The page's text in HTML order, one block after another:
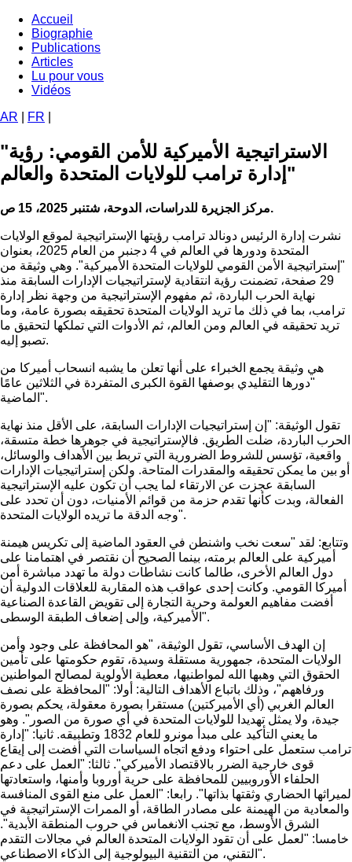
Aller
contenu
principal
Navigation
principale
Accueil
Biographie
Publications
Articles
Lu pour vous
Vidéos
AR
FR
"الاستراتيجية الأميركية للأمن القومي: رؤية
إدارة ترامب للولايات المتحدة والعالم"
مركز الجزيرة للدراسات، الدوحة، شتنبر 2025، 15 ص.
نشرت إدارة الرئيس دونالد ترامب رؤيتها الإستراتيجية لموقع الولايات
المتحدة ودورها في العالم في 4 دجنبر من العام 2025، بعنوان
"إستراتيجية الأمن القومي للولايات المتحدة الأميركية". وهي وثيقة من
29 صفحة، تضمنت رؤية انتقادية لإستراتيجيات الإدارات السابقة منذ
نهاية الحرب الباردة، ثم مفهوم الإستراتيجية من وجهة نظر إدارة
ترامب، بما في ذلك ما تريد الولايات المتحدة تحقيقه بصورة عامة، وما
تريد تحقيقه في العالم ومن العالم، ثم الأدوات التي تملكها لتحقيق ما
تصبو إليه.
هي وثيقة يجمع الخبراء على أنها تعلن ما يشبه انسحاب أميركا من
"دورها التقليدي بوصفها القوة الكبرى المتفردة في الثلاثين عامًا
الماضية".
تقول الوثيقة: "إن إستراتيجيات الإدارات السابقة، على الأقل منذ نهاية
الحرب الباردة، ضلت الطريق. فالإستراتيجية في جوهرها خطة متسقة،
واقعية، تؤسس للشروط الضرورية التي تربط بين الأهداف والوسائل،
أو بين ما يمكن تحقيقه والمقدرات المتاحة. ولكن إستراتيجيات الإدارات
السابقة عجزت عن الارتقاء لما يجب أن تكون عليه الإستراتيجية
الفعالة، وبدت كأنها تقدم حزمة من قوائم الأمنيات، دون أن تحدد على
وجه الدقة ما تريده الولايات المتحدة".
وتتابع: لقد "سعت نخب واشنطن في العقود الماضية إلى تكريس هيمنة
أميركية على العالم برمته، بينما الصحيح أن نقتصر في اهتمامنا على
دول العالم الأخرى، طالما كانت نشاطات دولة ما تهدد مباشرة أمن
أميركا القومي. وكانت إحدى عواقب هذه المقاربة للعلاقات الدولية أن
أفضت مفاهيم العولمة وحرية التجارة إلى تقويض القاعدة الصناعية
الأميركية، وإلى إضعاف الطبقة الوسطى".
إن الهدف الأساسي، تقول الوثيقة، "هو المحافظة على وجود وأمن
الولايات المتحدة، جمهورية مستقلة وسيدة، تقوم حكومتها على تأمين
الحقوق التي وهبها الله لمواطنيها، معطية الأولوية لمصالح المواطنين
ورفاههم"، وذلك باتباع الأهداف التالية: أولا: "المحافظة على نصف
العالم الغربي (أي الأميركتين) مستقرا بصورة معقولة، يحكم بصورة
جيدة، ولا يمثل تهديدا للولايات المتحدة في أي صورة من الصور". وهو
ما يعني التأكيد على مبدأ مونرو للعام 1832 وتطبيقه. ثانيا: "إدارة
ترامب ستعمل على احتواء ودفع اتجاه السياسات التي أفضت إلى إيقاع
قوى خارجية الضرر بالاقتصاد الأميركي". ثالثا: "العمل على دعم
الحلفاء الأوروبيين للمحافظة على حرية أوروبا وأمنها، واستعادتها
لميراثها الحضاري وثقتها بذاتها". رابعا: "العمل على منع القوى المنافسة
والمعادية من الهيمنة على مصادر الطاقة، أو الممرات الإستراتيجية في
الشرق الأوسط، مع تجنب الانغماس في حروب المنطقة الأبدية".
خامسا: "لعمل على أن تقود الولايات المتحدة العالم في مجالات التقدم
التقني، من التقنية البيولوجية إلى الذكاء الاصطناعي".